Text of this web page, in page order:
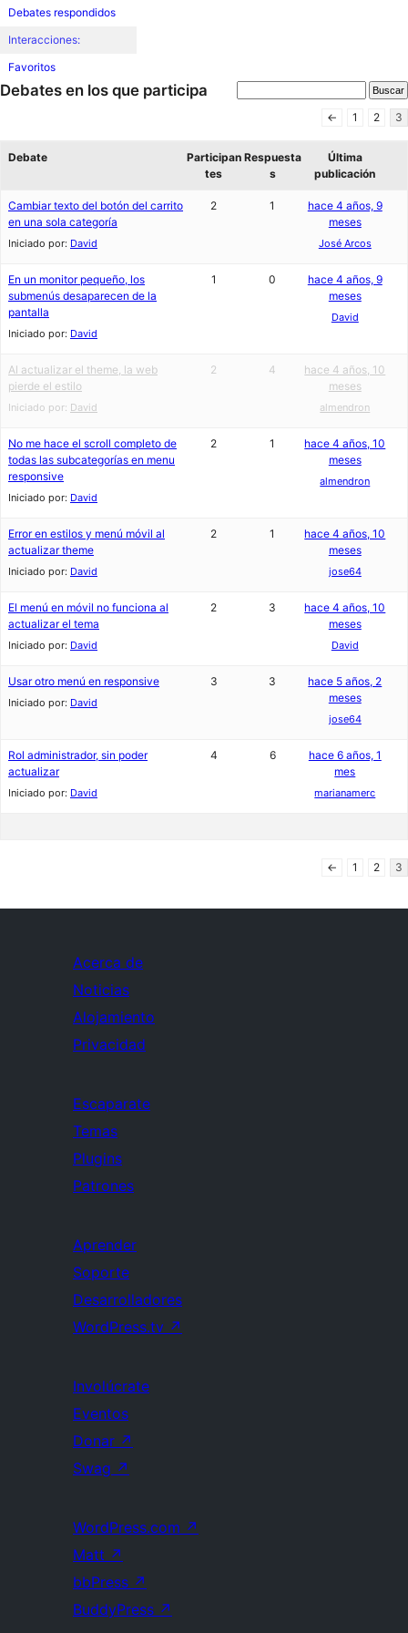
Debates respondidos
Interacciones:
Favoritos
Debates en los que participa
← 1 2 3
Debate
Participan
tes
Respuesta
s
Última
publicación
Cambiar texto del botón del carrito
en una sola categoría
Iniciado por: David
2 1
hace 4 años, 9
meses
José Arcos
En un monitor pequeño, los
submenús desaparecen de la
pantalla
Iniciado por: David
1 0
hace 4 años, 9
meses
David
Al actualizar el theme, la web
pierde el estilo
Iniciado por: David
2 4
hace 4 años, 10
meses
almendron
No me hace el scroll completo de
todas las subcategorías en menu
responsive
Iniciado por: David
2 1
hace 4 años, 10
meses
almendron
Error en estilos y menú móvil al
actualizar theme
Iniciado por: David
2 1
hace 4 años, 10
meses
jose64
El menú en móvil no funciona al
actualizar el tema
Iniciado por: David
2 3
hace 4 años, 10
meses
David
Usar otro menú en responsive
Iniciado por: David
3 3
hace 5 años, 2
meses
jose64
Rol administrador, sin poder
actualizar
Iniciado por: David
4 6
hace 6 años, 1
mes
marianamerc
← 1 2 3
Acerca de
Noticias
Alojamiento
Privacidad
Escaparate
Temas
Plugins
Patrones
Aprender
Soporte
Desarrolladores
WordPress.tv ↗
Involúcrate
Eventos
Donar ↗
Swag ↗
WordPress.com ↗
Matt ↗
bbPress ↗
BuddyPress ↗